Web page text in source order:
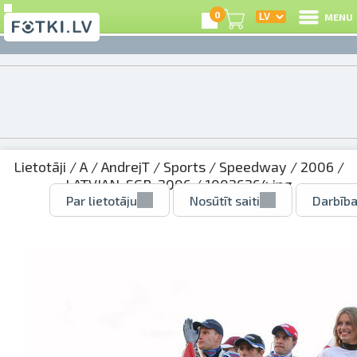
0 MENU
Lietotāji /A/AndrejT/ Sports/ Speedway / 2006 /
LATVIAN_SGP_2006/ 10026264.jpg
Par lietotāju Nosūtīt saiti